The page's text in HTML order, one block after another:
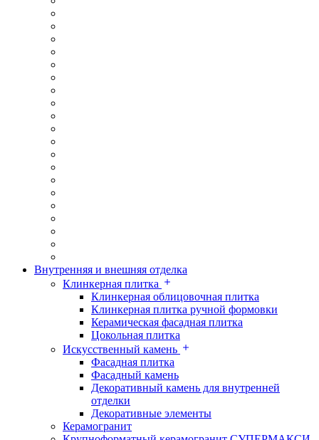
Внутренняя и внешняя отделка
Клинкерная плитка
Клинкерная облицовочная плитка
Клинкерная плитка ручной формовки
Керамическая фасадная плитка
Цокольная плитка
Искусственный камень
Фасадная плитка
Фасадный камень
Декоративный камень для внутренней
отделки
Декоративные элементы
Керамогранит